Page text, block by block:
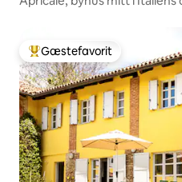
Bedste gæstefavorit
Gæstefavorit